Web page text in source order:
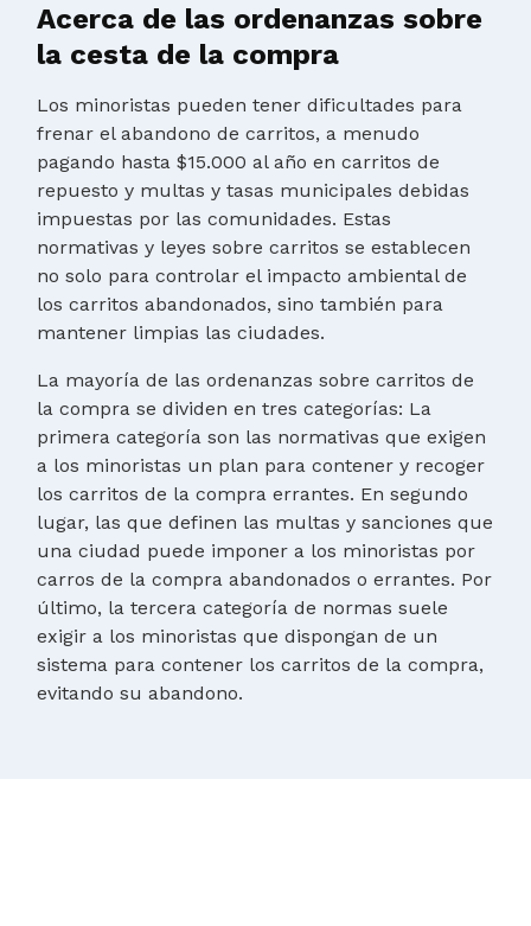
Acerca de las ordenanzas sobre
la cesta de la compra
Los minoristas pueden tener dificultades para
frenar el abandono de carritos, a menudo
pagando hasta $15.000 al año en carritos de
repuesto y multas y tasas municipales debidas
impuestas por las comunidades. Estas
normativas y leyes sobre carritos se establecen
no solo para controlar el impacto ambiental de
los carritos abandonados, sino también para
mantener limpias las ciudades.
La mayoría de las ordenanzas sobre carritos de
la compra se dividen en tres categorías: La
primera categoría son las normativas que exigen
a los minoristas un plan para contener y recoger
los carritos de la compra errantes. En segundo
lugar, las que definen las multas y sanciones que
una ciudad puede imponer a los minoristas por
carros de la compra abandonados o errantes. Por
último, la tercera categoría de normas suele
exigir a los minoristas que dispongan de un
sistema para contener los carritos de la compra,
evitando su abandono.